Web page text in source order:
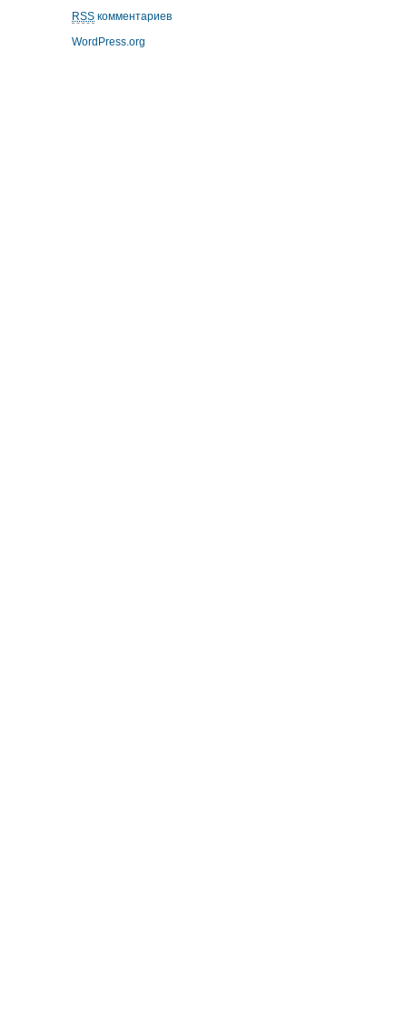
RSS комментариев
WordPress.org